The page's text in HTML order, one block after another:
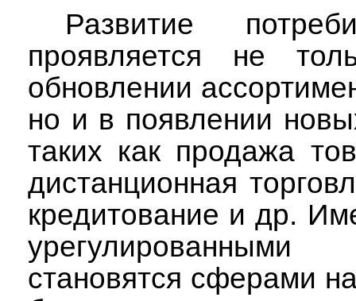
Развитие
проявляется не
обновлении
но и в появлении
таких как продажа
дистанционная
кредитование и др.
урегулированными
становятся сферами